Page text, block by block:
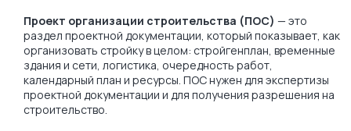
Проект организации строительства (ПОС) — это
раздел проектной документации, который показывает, как
организовать стройку в целом: стройгенплан, временные
здания и сети, логистика, очередность работ,
календарный план и ресурсы. ПОС нужен для экспертизы
проектной документации и для получения разрешения на
строительство.